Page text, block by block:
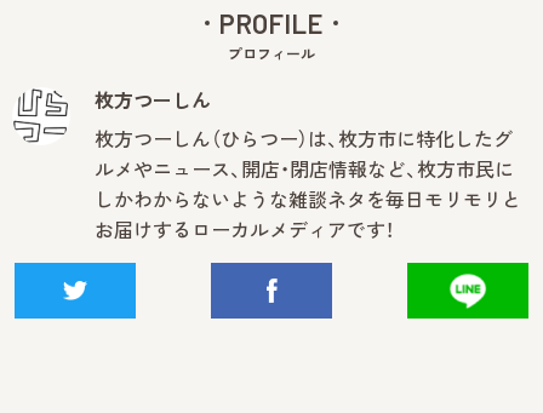
PROFILE
プロフィール
枚方つーしん
枚方つーしん（ひらつー）は、枚方市に特化したグ
ルメやニュース、開店・閉店情報など、枚方市民に
しかわからないような雑談ネタを毎日モリモリと
お届けするローカルメディアです！